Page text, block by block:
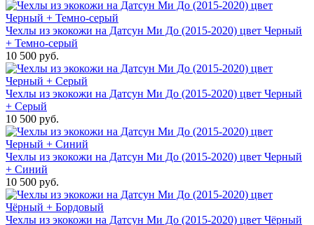
Чехлы из экокожи на Датсун Ми До (2015-2020) цвет Черный
+ Темно-серый
10 500 руб.
Чехлы из экокожи на Датсун Ми До (2015-2020) цвет Черный
+ Серый
10 500 руб.
Чехлы из экокожи на Датсун Ми До (2015-2020) цвет Черный
+ Синий
10 500 руб.
Чехлы из экокожи на Датсун Ми До (2015-2020) цвет Чёрный